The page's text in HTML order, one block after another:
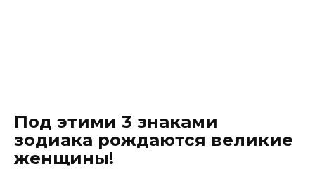
Под этими 3 знаками
зодиака рождаются великие
женщины!